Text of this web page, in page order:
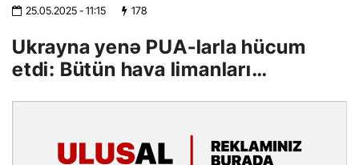
25.05.2025- 11:15 178
Ukrayna yenə PUA-larla hücum
etdi: Bütün hava limanları…